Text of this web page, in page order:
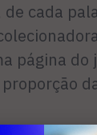
cada
página do